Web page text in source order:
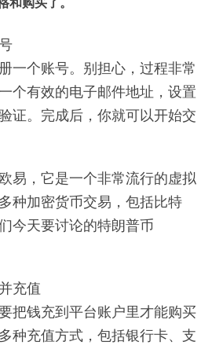
一个账号。别担心，过程非常
个有效的电子邮件地址，设置
证。完成后，你就可以开始交
易，它是一个非常流行的虚拟
种加密货币交易，包括比特
今天要讨论的特朗普币
充值
把钱充到平台账户里才能购买
种充值方式，包括银行卡、支